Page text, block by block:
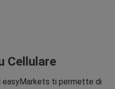
Cellulare
easyMarkets ti permette di